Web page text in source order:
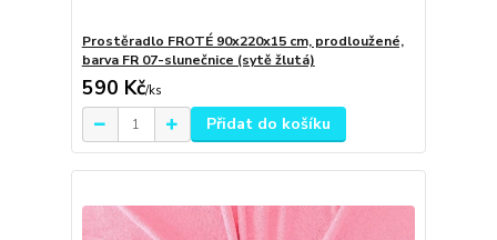
Prostěradlo FROTÉ 90x220x15 cm, prodloužené,
barva FR 07-slunečnice (sytě žlutá)
590 Kč/ks
Přidat do košíku